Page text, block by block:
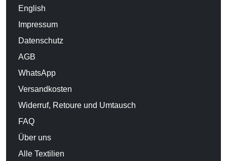
English
Impressum
Datenschutz
AGB
WhatsApp
Versandkosten
Widerruf, Retoure und Umtausch
FAQ
Über uns
Alle Textilien